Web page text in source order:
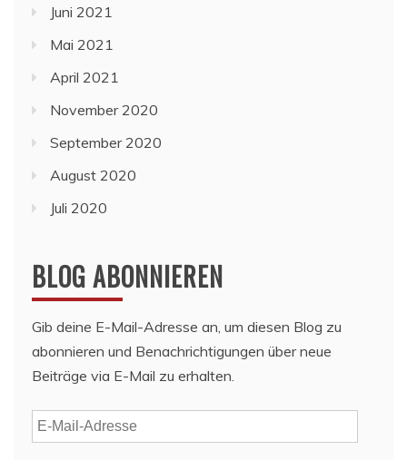
Juni 2021
Mai 2021
April 2021
November 2020
September 2020
August 2020
Juli 2020
BLOG ABONNIEREN
Gib deine E-Mail-Adresse an, um diesen Blog zu
abonnieren und Benachrichtigungen über neue
Beiträge via E-Mail zu erhalten.
E-
Mail-